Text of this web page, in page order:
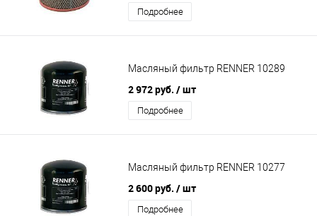
Подробнее
Масляный фильтр RENNER 10289
2 972 руб. / шт
Подробнее
Масляный фильтр RENNER 10277
2 600 руб. / шт
Подробнее